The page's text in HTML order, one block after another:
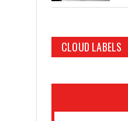
CLOUD LABELS